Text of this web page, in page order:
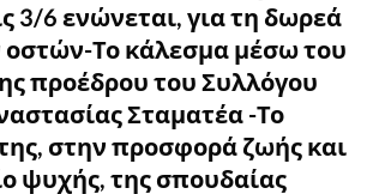
3/6 ενώνεται, για τη δωρεά
Το κάλεσμα μέσω του
προέδρου του Συλλόγου
Σταματέα -Το
στην προσφορά ζωής και
ψυχής, της σπουδαίας